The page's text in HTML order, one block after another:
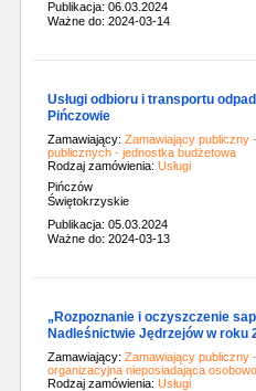
Publikacja: 06.03.2024
Ważne do: 2024-03-14
Usługi odbioru i transportu
Pińczowie
Zamawiający: Zamawiający publiczny
publicznych - jednostka budżetowa
Rodzaj zamówienia: Usługi
Pińczów
Świętokrzyskie
Publikacja: 05.03.2024
Ważne do: 2024-03-13
„Rozpoznanie i oczyszczenie
Nadleśnictwie Jędrzejów w roku
Zamawiający: Zamawiający publiczny
organizacyjna nieposiadająca
Rodzaj zamówienia: Usługi